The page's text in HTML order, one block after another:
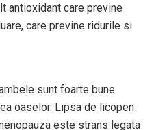
antioxidant care previne
care previne ridurile si
sunt foarte bune
oaselor. Lipsa de licopen
este strans legata